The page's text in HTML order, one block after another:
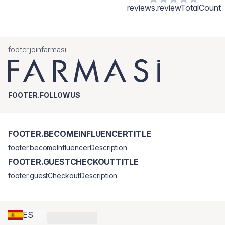
reviews.reviewTotalCount
footer.joinfarmasi
FOOTER.FOLLOWUS
ES
FOOTER.BECOMEINFLUENCERTITLE
footer.becomeInfluencerDescription
FOOTER.GUESTCHECKOUTTITLE
footer.guestCheckoutDescription